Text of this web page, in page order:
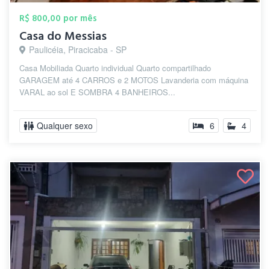
R$ 800,00 por mês
Casa do Messias
Paulicéia, Piracicaba - SP
Casa Mobiliada Quarto individual Quarto compartilhado
GARAGEM até 4 CARROS e 2 MOTOS Lavanderia com máquina
VARAL ao sol E SOMBRA 4 BANHEIROS...
Qualquer sexo 6 4